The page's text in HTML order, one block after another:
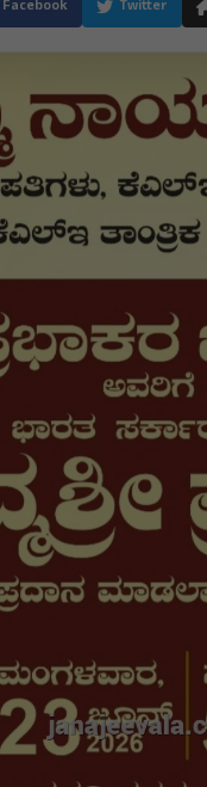
Facebook Twitter